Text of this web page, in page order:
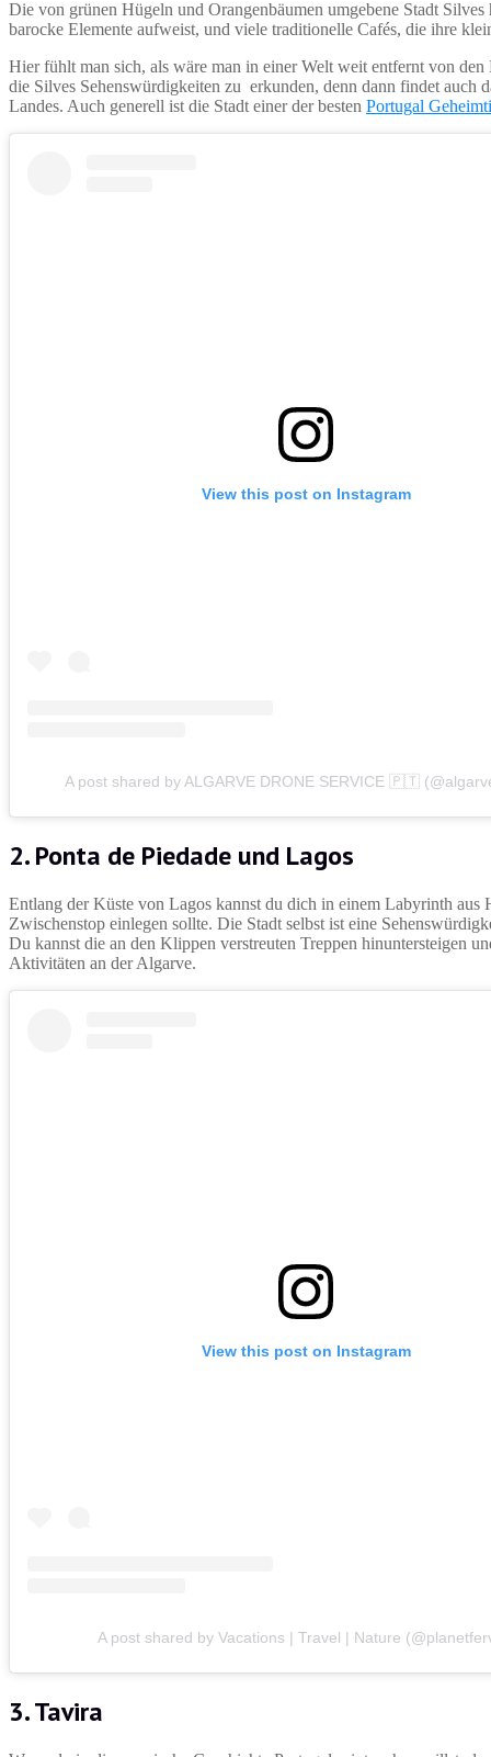
Die von grünen Hügeln und Orangenbäumen umgebene Stadt
barocke Elemente aufweist, und viele traditionelle Cafés, die ihre
Hier fühlt man sich, als wäre man in einer Welt weit entfernt von
die Silves Sehenswürdigkeiten zu erkunden, denn dann findet auch
Landes. Auch generell ist die Stadt einer der besten Portugal
View this post on Instagram
A post shared by ALGARVE DRONE SERVICE 🇵🇹
2. Ponta de Piedade und Lagos
Entlang der Küste von Lagos kannst du dich in einem Labyrinth aus
Zwischenstop einlegen sollte. Die Stadt selbst ist eine
Du kannst die an den Klippen verstreuten Treppen hinuntersteigen
Aktivitäten an der Algarve.
View this post on Instagram
A post shared by Vacations | Travel | Nature
3. Tavira